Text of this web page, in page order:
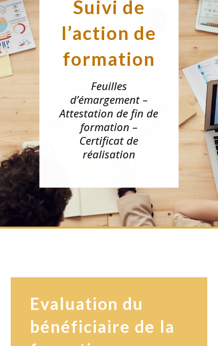
Suivi de
l’action de
formation
Feuilles
d’émargement –
Attestation de fin de
formation –
Certificat de
réalisation
Evaluation du
bénéficiaire de la